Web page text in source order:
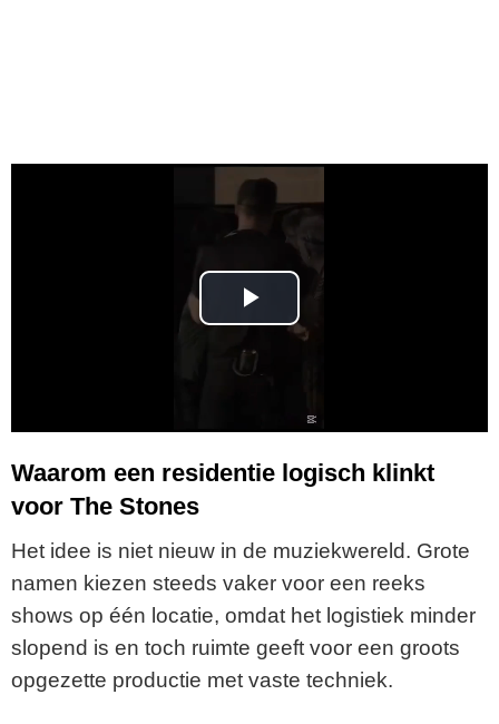
P
l
a
y
i
d
e
Waarom een residentie logisch klinkt
voor The Stones
Het idee is niet nieuw in de muziekwereld. Grote
namen kiezen steeds vaker voor een reeks
shows op één locatie, omdat het logistiek minder
slopend is en toch ruimte geeft voor een groots
opgezette productie met vaste techniek.